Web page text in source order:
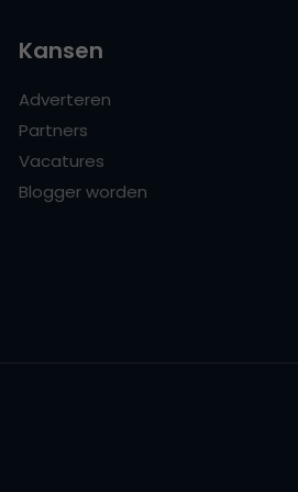
Kansen
Adverteren
Partners
Vacatures
Blogger worden